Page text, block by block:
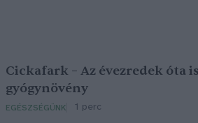
Cickafark – Az évezredek óta
gyógynövény
EGÉSZSÉGÜNK 1 perc